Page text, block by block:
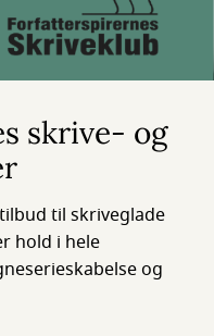
skrive- og
til skriveglade
hold i hele
og